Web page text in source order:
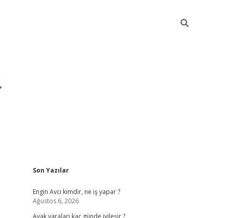
Sidebar
Son Yazılar
Engin Avcı kimdir, ne iş yapar ?
Ağustos 6, 2026
Ayak yaraları kaç günde iyileşir ?